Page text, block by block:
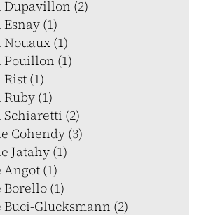
(2)
(1)
(1)
(1)
(1)
(1)
(2)
Cohendy (3)
Jatahy (1)
(1)
(1)
Glucksmann (2)